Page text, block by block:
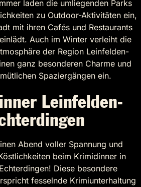
laden die umliegenden Parks
zu Outdoor-Aktivitäten ein,
mit ihren Cafés und Restaurants
Auch im Winter verleiht die
der Region Leinfelden-
ganz besonderen Charme und
Spaziergängen ein.
Leinfelden-
Abend voller Spannung und
beim Krimidinner in
Diese besondere
fesselnde Krimiunterhaltung